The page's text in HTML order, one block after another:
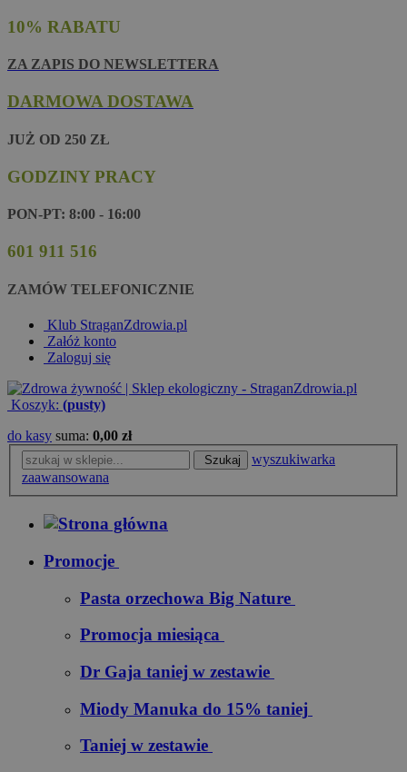
10% RABATU
ZA ZAPIS DO NEWSLETTERA
DARMOWA DOSTAWA
JUŻ OD 250 ZŁ
GODZINY PRACY
PON-PT: 8:00 - 16:00
601 911 516
ZAMÓW TELEFONICZNIE
Klub StraganZdrowia.pl
Załóż konto
Zaloguj się
Koszyk: (pusty)
do kasy suma: 0,00 zł
Szukaj
wyszukiwarka
zaawansowana
Promocje
Pasta orzechowa Big Nature
Promocja miesiąca
Dr Gaja taniej w zestawie
Miody Manuka do 15% taniej
Taniej w zestawie